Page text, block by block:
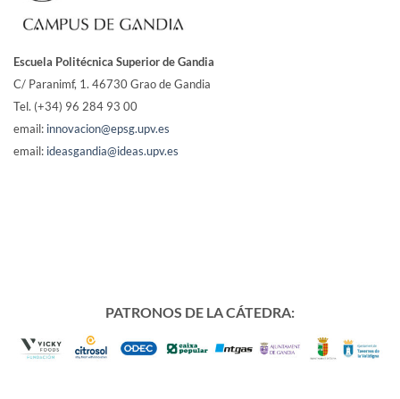
Escuela Politécnica Superior de Gandia
C/ Paranimf, 1. 46730 Grao de Gandia
Tel. (+34) 96 284 93 00
email: innovacion@epsg.upv.es
email: ideasgandia@ideas.upv.es
PATRONOS DE LA CÁTEDRA: